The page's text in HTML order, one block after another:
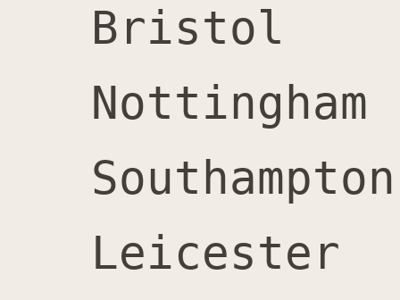
Bristol			6,400		7,000		13,400		52%
Nottingham		6,100		6,700		12,800		52%
Southampton		6,000		6,500		12,500		52%
Leicester		5,900		6,300		12,200		52%